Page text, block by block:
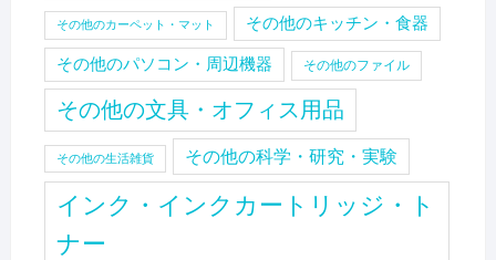
その他のカーペット・マット その他のキッチン・食器
その他のパソコン・周辺機器 その他のファイル
その他の文具・オフィス用品
その他の生活雑貨 その他の科学・研究・実験
インク・インクカートリッジ・ト
ナー